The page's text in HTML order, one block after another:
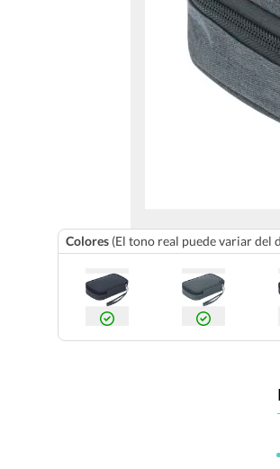
Colores (El tono real puede variar del